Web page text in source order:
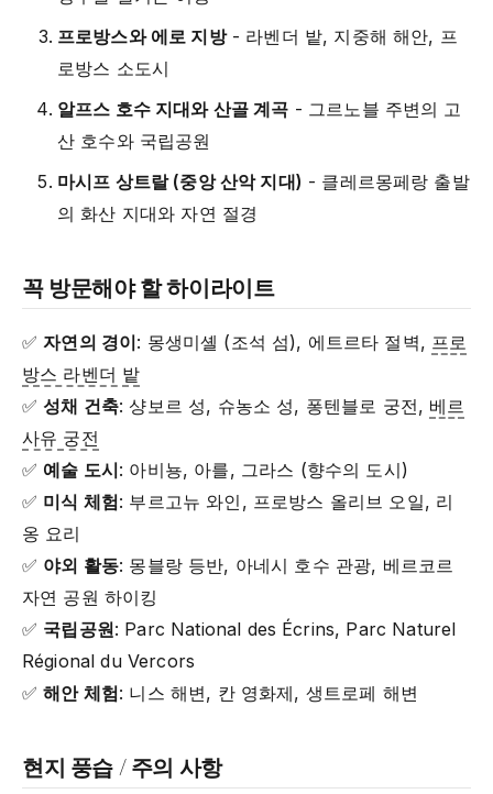
프로방스와 에로 지방- 라벤더 밭, 지중해 해안, 프
로방스 소도시
알프스 호수 지대와 산골 계곡 - 그르노블 주변의 고
산 호수와 국립공원
마시프 상트랄 (중앙 산악 지대) - 클레르몽페랑 출발
의 화산 지대와 자연 절경
꼭 방문해야 할 하이라이트
✅자연의 경이: 몽생미셸 (조석 섬), 에트르타 절벽, 프로
방스 라벤더 밭
✅ 성채 건축: 샹보르 성, 슈농소 성, 퐁텐블로 궁전, 베르
사유 궁전
✅ 예술 도시: 아비뇽, 아를, 그라스 (향수의 도시)
✅ 미식 체험: 부르고뉴 와인, 프로방스 올리브 오일, 리
옹 요리
✅ 야외 활동: 몽블랑 등반, 아네시 호수 관광, 베르코르
자연 공원 하이킹
✅ 국립공원: Parc National des Écrins, Parc Naturel
Régional du Vercors
✅해안 체험: 니스 해변, 칸 영화제, 생트로페 해변
현지 풍습 / 주의 사항